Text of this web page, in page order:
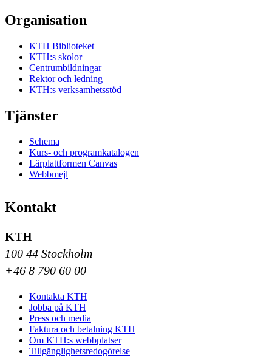
Organisation
KTH Biblioteket
KTH:s skolor
Centrumbildningar
Rektor och ledning
KTH:s verksamhetsstöd
Tjänster
Schema
Kurs- och programkatalogen
Lärplattformen Canvas
Webbmejl
Kontakt
KTH
100 44 Stockholm
+46 8 790 60 00
Kontakta KTH
Jobba på KTH
Press och media
Faktura och betalning KTH
Om KTH:s webbplatser
Tillgänglighetsredogörelse